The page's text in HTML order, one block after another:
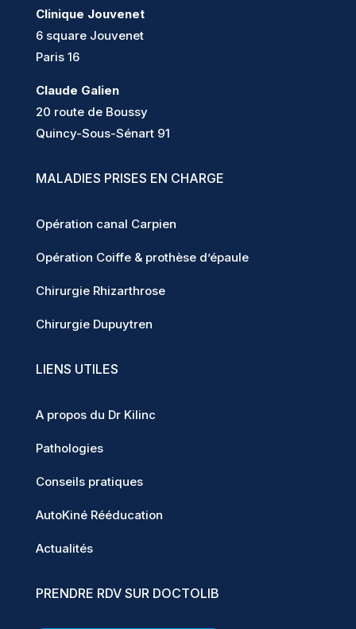
Clinique Jouvenet
6 square Jouvenet
Paris 16
Claude Galien
20 route de Boussy
Quincy-Sous-Sénart 91
MALADIES PRISES EN CHARGE
Opération canal Carpien
Opération Coiffe & prothèse d’épaule
Chirurgie Rhizarthrose
Chirurgie Dupuytren
LIENS UTILES
A propos du Dr Kilinc
Pathologies
Conseils pratiques
AutoKiné Rééducation
Actualités
PRENDRE RDV SUR DOCTOLIB